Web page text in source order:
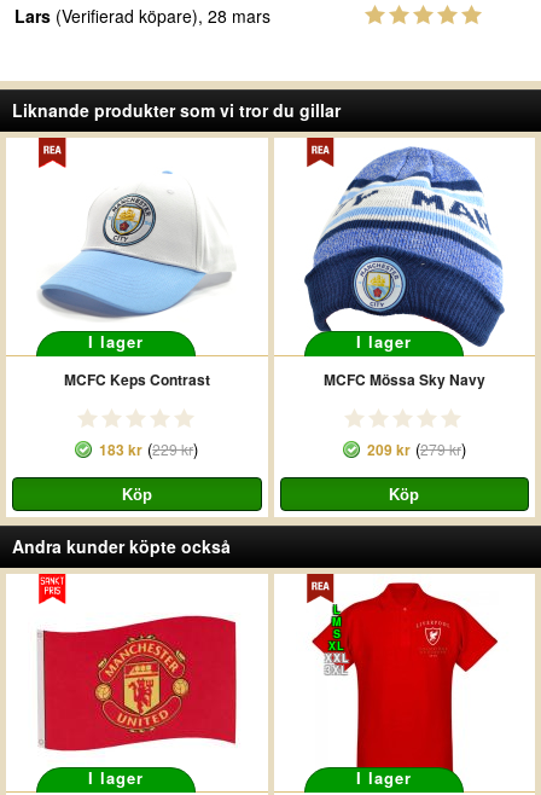
Lars (Verifierad köpare), 28 mars
Liknande produkter som vi tror du gillar
I lager
MCFC Keps Contrast
183 kr (229 kr)
I lager
MCFC Mössa Sky Navy
209 kr(279 kr)
Andra kunder köpte också
I lager
L
M
S
XL
XXL
3XL
I lager